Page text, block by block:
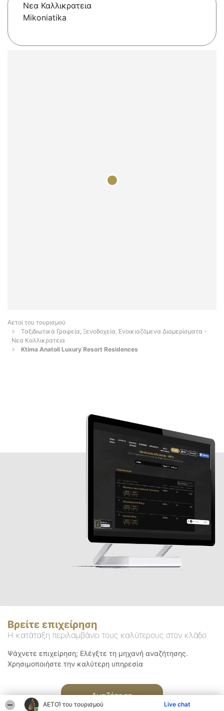
ΑΕΤΟΊ του τουρισμού Live chat
Νεα Καλλικρατεια
Mikoniatika
Αετοί του τουρισμού
Ταξιδιωτικά Γραφεία, Ξενοδοχεία, Ενοικιαζόμενα Διαμερίσματα -
Νεα Καλλικρατεια
Ktima Anatoli Luxury Resort Residences
Βρείτε επιχείρηση
Η κατάταξη περιλαμβάνει τους καλύτερους στον κλάδο
Ψάχνετε επιχείρηση; Ελέγξτε τη μηχανή αναζήτησης.
Χρησιμοποιήστε την καλύτερη υπηρεσία
Αναζήτηση